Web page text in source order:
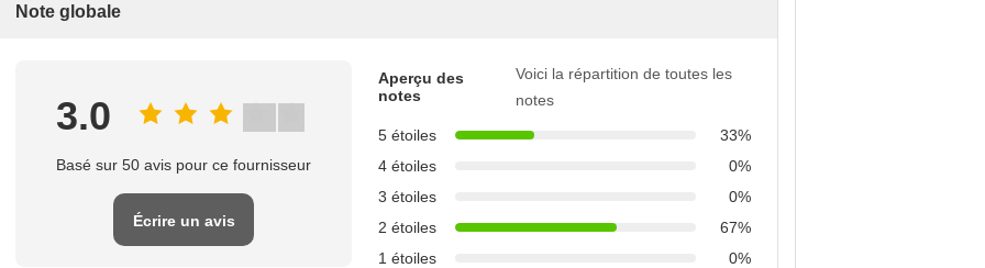
Note globale
3.0
Basé sur 50 avis pour ce fournisseur
Écrire un avis
Aperçu des
notes
Voici la répartition de toutes les
notes
5 étoiles
33%
4 étoiles
0%
3 étoiles
0%
2 étoiles
67%
1 étoiles
0%